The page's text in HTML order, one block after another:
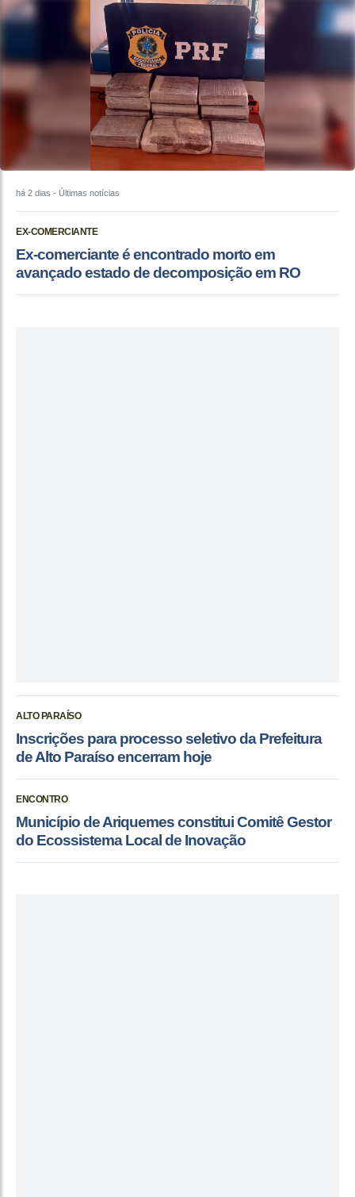
há 2 dias - Últimas notícias
EX-COMERCIANTE
Ex-comerciante é encontrado morto em
avançado estado de decomposição em RO
ALTO PARAÍSO
Inscrições para processo seletivo da Prefeitura
de Alto Paraíso encerram hoje
ENCONTRO
Município de Ariquemes constitui Comitê Gestor
do Ecossistema Local de Inovação